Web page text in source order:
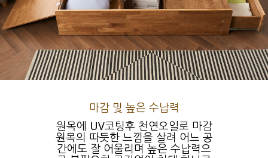
마감 및 높은 수납력
원목에 UV코팅후 천연오일로 마감
원목의 따듯한 느낌을 살려 어느 공
간에도 잘 어울리며 높은 수납력으